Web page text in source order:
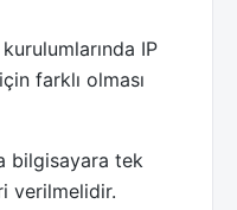
IP
farklı olması
bilgisayara tek
verilmelidir.